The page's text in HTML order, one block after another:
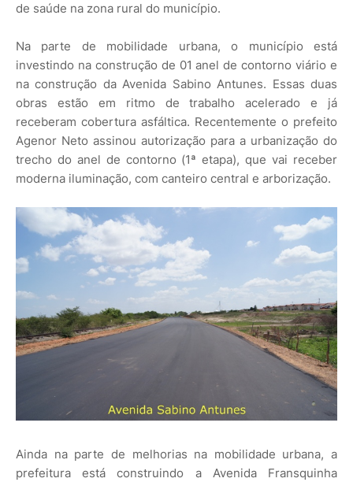
de saúde na zona rural do município.
Na parte de mobilidade urbana, o município está
investindo na construção de 01 anel de contorno viário e
na construção da Avenida Sabino Antunes. Essas duas
obras estão em ritmo de trabalho acelerado e já
receberam cobertura asfáltica. Recentemente o prefeito
Agenor Neto assinou autorização para a urbanização do
trecho do anel de contorno (1ª etapa), que vai receber
moderna iluminação, com canteiro central e arborização.
Ainda na parte de melhorias na mobilidade urbana, a
prefeitura está construindo a Avenida Fransquinha